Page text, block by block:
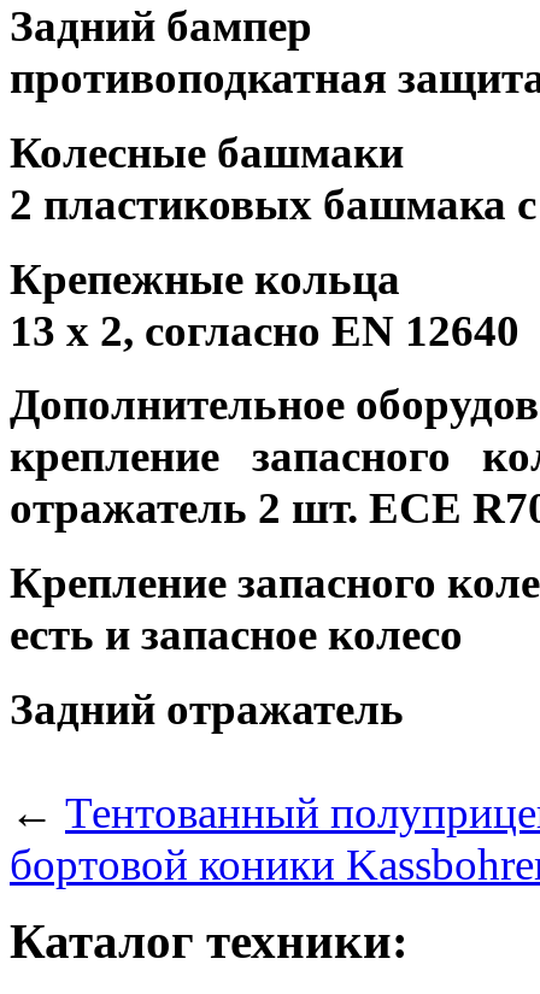
Задний бампер
противоподкатная
Колесные башмаки
2 пластиковых башмака
Крепежные кольца
13 x 2, согласно EN 12640
Дополнительное
крепление запасного
отражатель 2 шт. ECE
Крепление запасного
есть и запасное колесо
Задний отражатель
← Тентованный
бортовой коники
Каталог техники: